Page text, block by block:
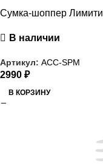
Сумка-шоппер
В наличии
Артикул: ACC-SPM
2990 ₽
В КОРЗИНУ